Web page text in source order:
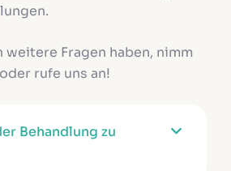
Fragen haben, nimm
rufe uns an!
Behandlung zu